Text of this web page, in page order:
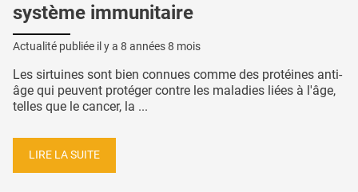
système immunitaire
Actualité publiée il y a 8 années 8 mois
Les sirtuines sont bien connues comme des protéines anti-
âge qui peuvent protéger contre les maladies liées à l'âge,
telles que le cancer, la ...
LIRE LA SUITE